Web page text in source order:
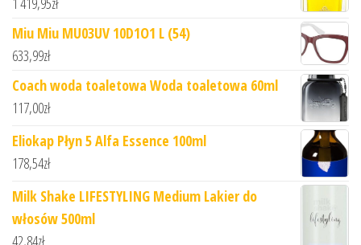
Miu Miu MU03UV 10D1O1 L (54)
633,99zł
Coach woda toaletowa Woda toaletowa 60ml
117,00zł
Eliokap Płyn 5 Alfa Essence 100ml
178,54zł
Milk Shake LIFESTYLING Medium Lakier do
włosów 500ml